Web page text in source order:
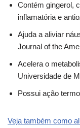
Contém gingerol,
inflamatória e
Ajuda a aliviar
Journal of the
Acelera o
Universidade de
Possui ação
Veja também como